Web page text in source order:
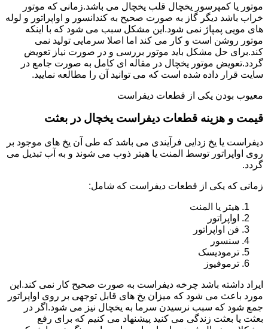
موتور یا کمپرسور یخچال قلب یخچال می باشد.زمانی که موتور
خراب باشد دیگر گاز به صورت صحیح به کندانسور و اواپراتور و لوله
های مویی پمپاژ نمی شود.این مشکل سبب می شود که با اینکه
موتور روشن است و کار می کند اما اصلا سرمایی تولید نمی
کند.برای حل مشکل باید موتور بررسی و در صورت نیاز تعویض
گردد.تعویض موتور یخچال در مقاله ای کامل به صورت جامع در
سایت قرار داده شده است که می توانید آن را مطالعه نمایید.
معیوب بودن یکی از قطعات دیفراست
قیمت و هزینه قطعات دیفراست یخچال در بعثت
دیفراست یا یخ زدایی فرآیندی می باشد که طی آن یخ های موجود بر
روی اواپراتور توسط المنت یا هیتر ذوب می شوند و به آب تبدیل می
گردد.
زمانی که یکی از قطعات دیفراست که شامل:
هیتر یا المنت
اواپراتور
فن اواپراتور
سنسور
ترمودیسک
ترموفیوز
ایراد داشته باشد چرخه دیفراست به صورت صحیح کار نمی کند.این
مورد باعث می شود که میزان یخ های قابل توجهی بر روی اواپراتور
جمع شود که سبب نرسیدن سرما به یخچال نیز می شود.اگر در
بعثت یا بعثت زندگی می کنید پیشنهاد می کنیم که برای رفع